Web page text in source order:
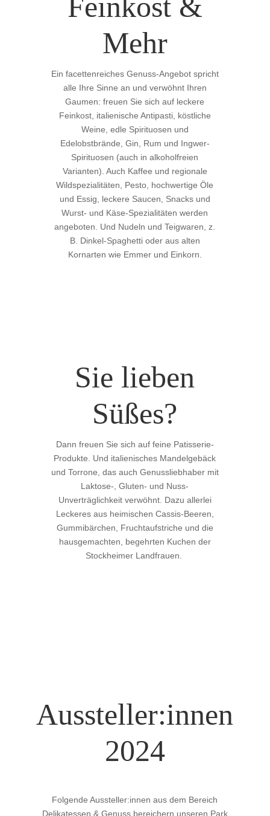
Mehr
Ein facettenreiches Genuss-Angebot spricht
alle Ihre Sinne an und verwöhnt Ihren
Gaumen: freuen Sie sich auf leckere
Feinkost, italienische Antipasti, köstliche
Weine, edle Spirituosen und
Edelobstbrände, Gin, Rum und Ingwer-
Spirituosen (auch in alkoholfreien
Varianten). Auch Kaffee und regionale
Wildspezialitäten, Pesto, hochwertige Öle
und Essig, leckere Saucen, Snacks und
Wurst- und Käse-Spezialitäten werden
angeboten. Und Nudeln und Teigwaren, z.
B. Dinkel-Spaghetti oder aus alten
Kornarten wie Emmer und Einkorn.
Sie lieben
Süßes?
Dann freuen Sie sich auf feine Patisserie-
Produkte. Und italienisches Mandelgebäck
und Torrone, das auch Genussliebhaber mit
Laktose-, Gluten- und Nuss-
Unverträglichkeit verwöhnt. Dazu allerlei
Leckeres aus heimischen Cassis-Beeren,
Gummibärchen, Fruchtaufstriche und die
hausgemachten, begehrten Kuchen der
Stockheimer Landfrauen.
Aussteller:innen
2024
Folgende Aussteller:innen aus dem Bereich
Delikatessen & Genuss bereichern unseren Park